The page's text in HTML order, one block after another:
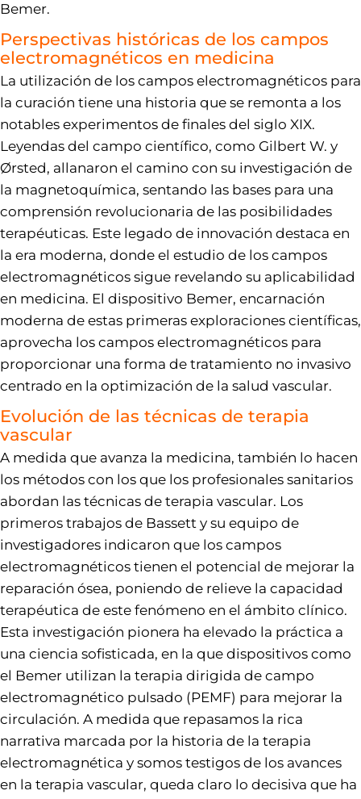
Bemer.
Perspectivas históricas de los campos
electromagnéticos en medicina
La utilización de los campos electromagnéticos para
la curación tiene una historia que se remonta a los
notables experimentos de finales del siglo XIX.
Leyendas del campo científico, como Gilbert W. y
Ørsted, allanaron el camino con su investigación de
la magnetoquímica, sentando las bases para una
comprensión revolucionaria de las posibilidades
terapéuticas. Este legado de innovación destaca en
la era moderna, donde el estudio de los campos
electromagnéticos sigue revelando su aplicabilidad
en medicina. El dispositivo Bemer, encarnación
moderna de estas primeras exploraciones científicas,
aprovecha los campos electromagnéticos para
proporcionar una forma de tratamiento no invasivo
centrado en la optimización de la salud vascular.
Evolución de las técnicas de terapia
vascular
A medida que avanza la medicina, también lo hacen
los métodos con los que los profesionales sanitarios
abordan las técnicas de terapia vascular. Los
primeros trabajos de Bassett y su equipo de
investigadores indicaron que los campos
electromagnéticos tienen el potencial de mejorar la
reparación ósea, poniendo de relieve la capacidad
terapéutica de este fenómeno en el ámbito clínico.
Esta investigación pionera ha elevado la práctica a
una ciencia sofisticada, en la que dispositivos como
el Bemer utilizan la terapia dirigida de campo
electromagnético pulsado (PEMF) para mejorar la
circulación. A medida que repasamos la rica
narrativa marcada por la historia de la terapia
electromagnética y somos testigos de los avances
en la terapia vascular, queda claro lo decisiva que ha